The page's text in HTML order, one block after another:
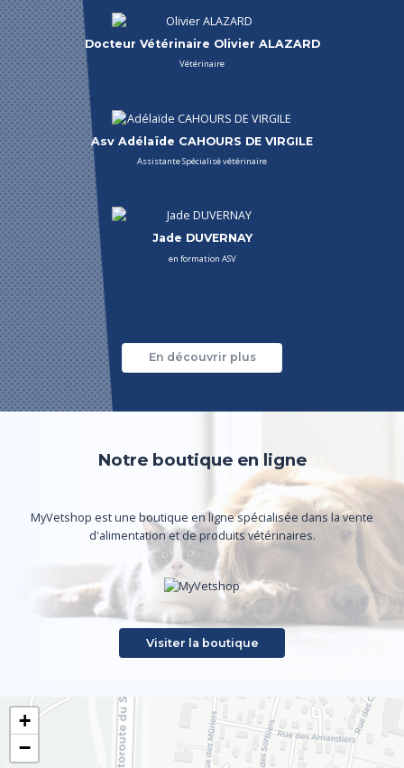
Docteur Vétérinaire Olivier ALAZARD
Vétérinaire
Asv Adélaïde CAHOURS DE VIRGILE
Assistante Spécialisé vétérinaire
Jade DUVERNAY
en formation ASV
En découvrir plus
Notre boutique en ligne
MyVetshop est une boutique en ligne spécialisée dans la vente
d'alimentation et de produits vétérinaires.
Visiter la boutique
+
−